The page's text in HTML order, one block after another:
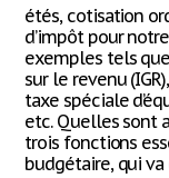
étés, cotisation
d’impôt pour
exemples tels
sur le revenu
taxe spéciale
etc. Quelles sont
trois fonctions
budgétaire, qui va